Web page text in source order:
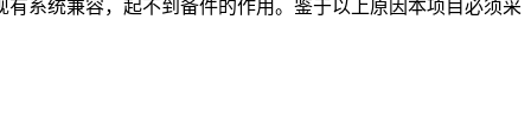
系统兼容，起不到备件的作用。鉴于以上原因本项目必须采